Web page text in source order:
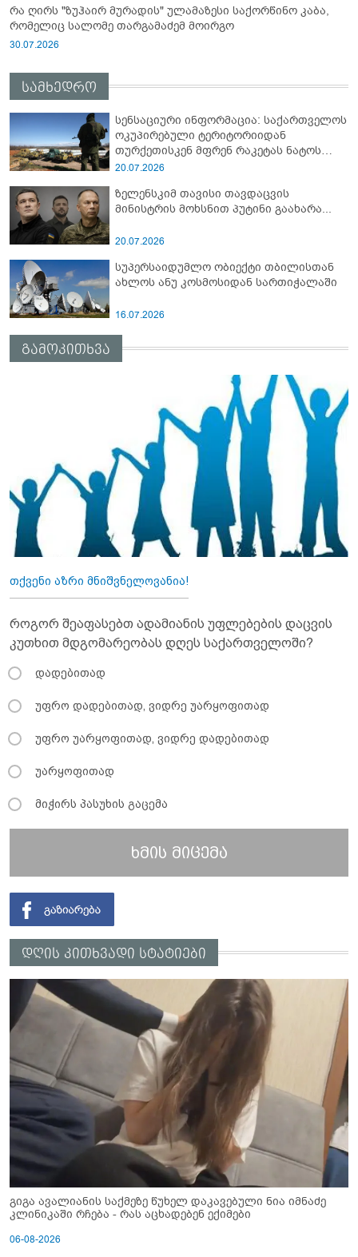
რა ღირს "ზუჰაირ მურადის" ულამაზესი საქორწინო კაბა,
რომელიც სალომე თარგამაძემ მოირგო
30.07.2026
სამხედრო
სენსაციური ინფორმაცია: საქართველოს
ოკუპირებული ტერიტორიიდან
თურქეთისკენ მფრენ რაკეტას ნატოს
სამიტი კინაღამ ჩაუშლია
20.07.2026
ზელენსკიმ თავისი თავდაცვის
მინისტრის მოხსნით პუტინი გაახარა...
20.07.2026
სუპერსაიდუმლო ობიექტი თბილისთან
ახლოს ანუ კოსმოსიდან სართიჭალაში
16.07.2026
გამოკითხვა
თქვენი აზრი მნიშვნელოვანია!
როგორ შეაფასებთ ადამიანის უფლებების დაცვის
კუთხით მდგომარეობას დღეს საქართველოში?
დადებითად
უფრო დადებითად, ვიდრე უარყოფითად
უფრო უარყოფითად, ვიდრე დადებითად
უარყოფითად
მიჭირს პასუხის გაცემა
ხმის მიცემა
დღის კითხვადი სტატიები
გიგა ავალიანის საქმეზე წუხელ დაკავებული ნია იმნაძე
კლინიკაში რჩება - რას აცხადებენ ექიმები
06-08-2026